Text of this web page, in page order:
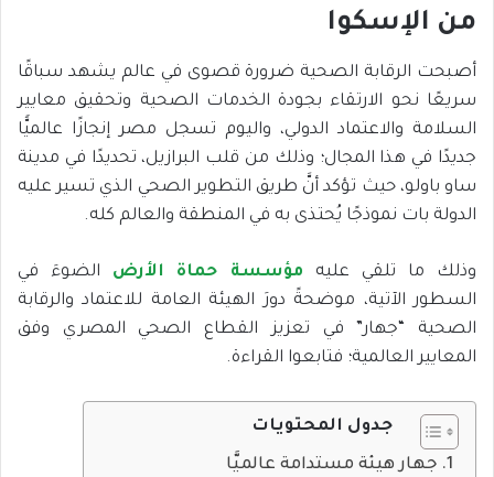
من الإسكوا
أصبحت الرقابة الصحية ضرورة قصوى في عالم يشهد سباقًا
سريعًا نحو الارتقاء بجودة الخدمات الصحية وتحقيق معايير
السلامة والاعتماد الدولي، واليوم تسجل مصر إنجازًا عالميًّا
جديدًا في هذا المجال؛ وذلك من قلب البرازيل، تحديدًا في مدينة
ساو باولو، حيث تؤكد أنَّ طريق التطوير الصحي الذي تسير عليه
الدولة بات نموذجًا يُحتذى به في المنطقة والعالم كله.
وذلك ما تلقي عليه مؤسسة حماة الأرض الضوءَ في
السطور الآتية، موضحةً دورَ الهيئة العامة للاعتماد والرقابة
الصحية “جهار” في تعزيز القطاع الصحي المصري وفق
المعايير العالمية؛ فتابعوا القراءة.
جدول المحتويات
جهار هيئة مستدامة عالميًّا